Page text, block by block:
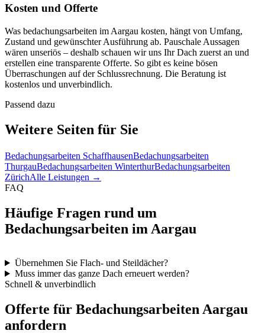
Kosten und Offerte
Was bedachungsarbeiten im Aargau kosten, hängt von Umfang,
Zustand und gewünschter Ausführung ab. Pauschale Aussagen
wären unseriös – deshalb schauen wir uns Ihr Dach zuerst an und
erstellen eine transparente Offerte. So gibt es keine bösen
Überraschungen auf der Schlussrechnung. Die Beratung ist
kostenlos und unverbindlich.
Passend dazu
Weitere Seiten für Sie
Bedachungsarbeiten SchaffhausenBedachungsarbeiten
ThurgauBedachungsarbeiten WinterthurBedachungsarbeiten
ZürichAlle Leistungen →
FAQ
Häufige Fragen rund um
Bedachungsarbeiten im Aargau
Übernehmen Sie Flach- und Steildächer?
Muss immer das ganze Dach erneuert werden?
Schnell & unverbindlich
Offerte für Bedachungsarbeiten Aargau
anfordern